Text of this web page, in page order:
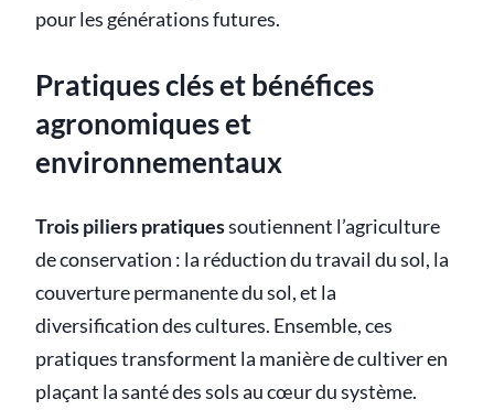
pour les générations futures.
Pratiques clés et bénéfices
agronomiques et
environnementaux
Trois piliers pratiquessoutiennent l’agriculture
de conservation : la réduction du travail du sol, la
couverture permanente du sol, et la
diversification des cultures. Ensemble, ces
pratiques transforment la manière de cultiver en
plaçant la santé des sols au cœur du système.